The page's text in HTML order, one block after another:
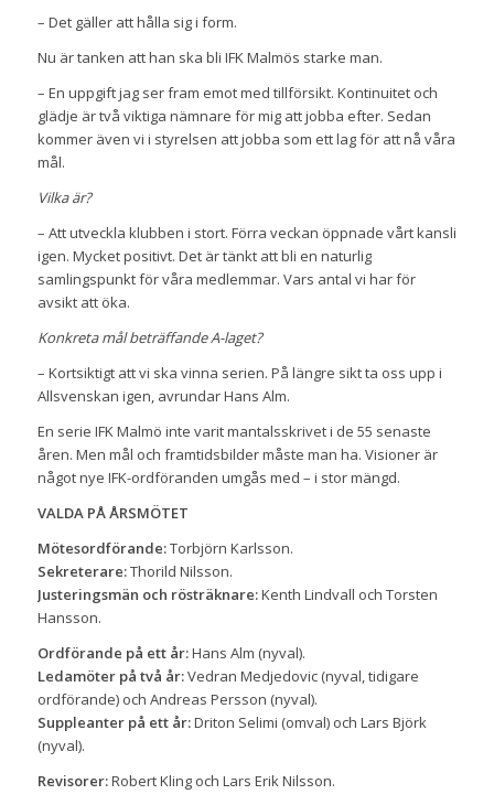
– Det gäller att hålla sig i form.
Nu är tanken att han ska bli IFK Malmös starke man.
– En uppgift jag ser fram emot med tillförsikt. Kontinuitet och
glädje är två viktiga nämnare för mig att jobba efter. Sedan
kommer även vi i styrelsen att jobba som ett lag för att nå våra
mål.
Vilka är?
– Att utveckla klubben i stort. Förra veckan öppnade vårt kansli
igen. Mycket positivt. Det är tänkt att bli en naturlig
samlingspunkt för våra medlemmar. Vars antal vi har för
avsikt att öka.
Konkreta mål beträffande A-laget?
– Kortsiktigt att vi ska vinna serien. På längre sikt ta oss upp i
Allsvenskan igen, avrundar Hans Alm.
En serie IFK Malmö inte varit mantalsskrivet i de 55 senaste
åren. Men mål och framtidsbilder måste man ha. Visioner är
något nye IFK-ordföranden umgås med – i stor mängd.
VALDA PÅ ÅRSMÖTET
Mötesordförande:Torbjörn Karlsson.
Sekreterare:Thorild Nilsson.
Justeringsmän och rösträknare:Kenth Lindvall och Torsten
Hansson.
Ordförande på ett år:Hans Alm (nyval).
Ledamöter på två år:Vedran Medjedovic (nyval, tidigare
ordförande) och Andreas Persson (nyval).
Suppleanter på ett år:Driton Selimi (omval) och Lars Björk
(nyval).
Revisorer:Robert Kling och Lars Erik Nilsson.